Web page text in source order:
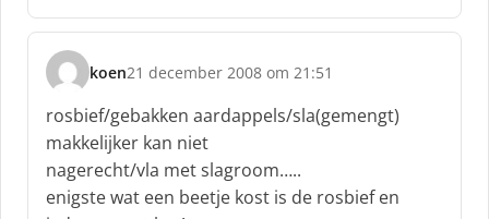
e
f
:
koen
s
h
r
e
e
21 december 2008 om 21:51
rosbief/gebakken aardappels/sla(gemengt)
makkelijker kan niet
nagerecht/vla met slagroom…..
enigste wat een beetje kost is de rosbief en